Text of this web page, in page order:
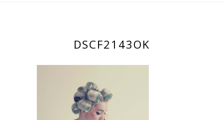
DSCF2143OK